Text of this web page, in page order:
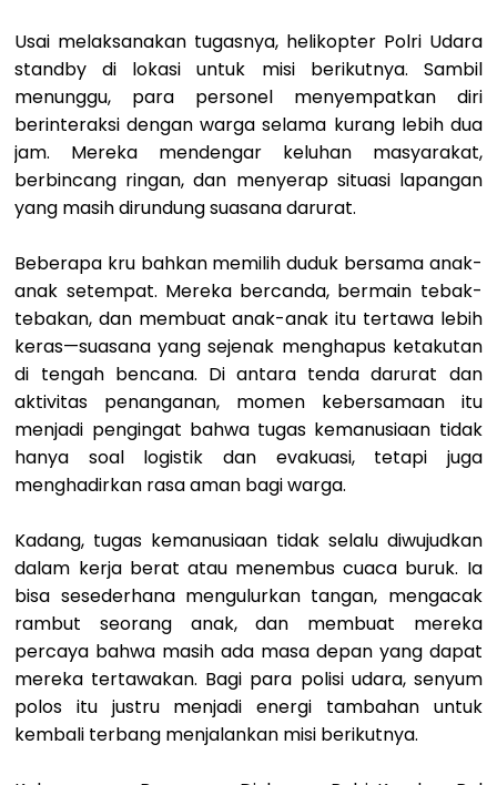
Usai melaksanakan tugasnya, helikopter Polri Udara
standby di lokasi untuk misi berikutnya. Sambil
menunggu, para personel menyempatkan diri
berinteraksi dengan warga selama kurang lebih dua
jam. Mereka mendengar keluhan masyarakat,
berbincang ringan, dan menyerap situasi lapangan
yang masih dirundung suasana darurat.
Beberapa kru bahkan memilih duduk bersama anak-
anak setempat. Mereka bercanda, bermain tebak-
tebakan, dan membuat anak-anak itu tertawa lebih
keras—suasana yang sejenak menghapus ketakutan
di tengah bencana. Di antara tenda darurat dan
aktivitas penanganan, momen kebersamaan itu
menjadi pengingat bahwa tugas kemanusiaan tidak
hanya soal logistik dan evakuasi, tetapi juga
menghadirkan rasa aman bagi warga.
Kadang, tugas kemanusiaan tidak selalu diwujudkan
dalam kerja berat atau menembus cuaca buruk. Ia
bisa sesederhana mengulurkan tangan, mengacak
rambut seorang anak, dan membuat mereka
percaya bahwa masih ada masa depan yang dapat
mereka tertawakan. Bagi para polisi udara, senyum
polos itu justru menjadi energi tambahan untuk
kembali terbang menjalankan misi berikutnya.